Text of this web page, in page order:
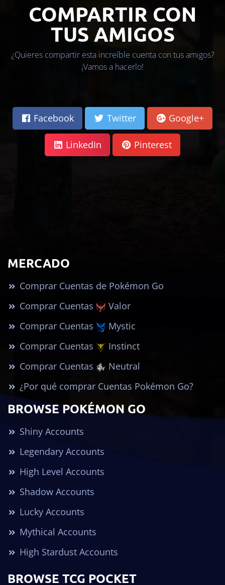
COMPARTIR CON
TUS AMIGOS
¿Quieres compartir esta increíble cuenta con tus amigos?
¡Vamos a hacerlo!
Facebook Twitter Google+
LinkedIn Pinterest
MERCADO
Comprar Cuentas de Pokémon Go
Comprar Cuentas
Valor
Comprar Cuentas
Mystic
Comprar Cuentas
Instinct
Comprar Cuentas
Neutral
¿Por qué comprar Cuentas Pokémon Go?
BROWSE POKÉMON GO
Shiny Accounts
Legendary Accounts
High Level Accounts
Shadow Accounts
Lucky Accounts
Mythical Accounts
High Stardust Accounts
BROWSE TCG POCKET